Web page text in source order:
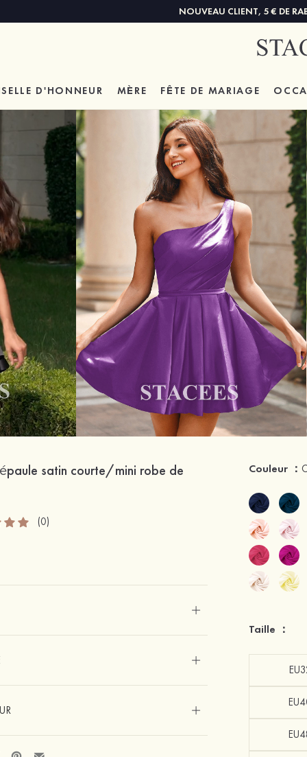
NOUVEAU CLIENT, 5 € DE
D'HONNEUR MÈRE FÊTE DE MARIAGE
satin courte/mini robe de
(0)
Couleur ：
Taille ：